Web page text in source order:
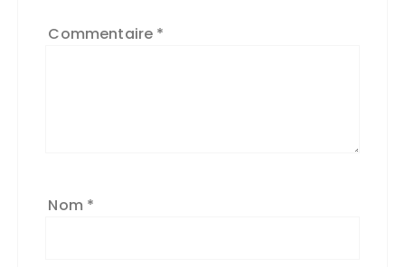
Commentaire *
Nom *